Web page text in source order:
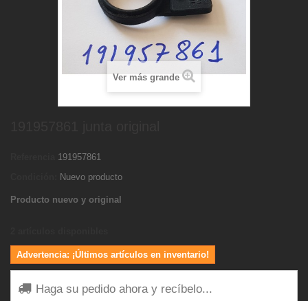
Ver más grande
191957861
Nuevo producto
Producto nuevo y original
Advertencia: ¡Últimos artículos en inventario!
Haga su pedido ahora y recíbelo...